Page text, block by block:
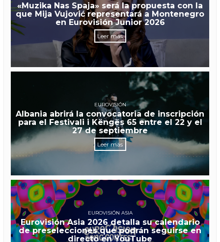
«Muzika Nas Spaja» será la propuesta con la
que Mija Vujović representará a Montenegro
en Eurovisión Junior 2026
Leer más
EUROVISIÓN
Albania abrirá la convocatoria de inscripción
para el Festivali i Këngës 65 entre el 22 y el
27 de septiembre
Leer más
EUROVISIÓN ASIA
Eurovisión Asia 2026 detalla su calendario
de preselecciones que podrán seguirse en
directo en YouTube